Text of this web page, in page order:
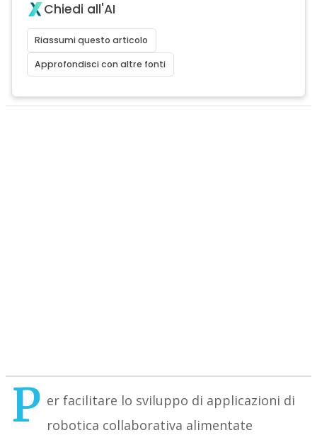
Chiedi all'AI
Riassumi questo articolo
Approfondisci con altre fonti
P er facilitare lo sviluppo di applicazioni di
robotica collaborativa alimentate